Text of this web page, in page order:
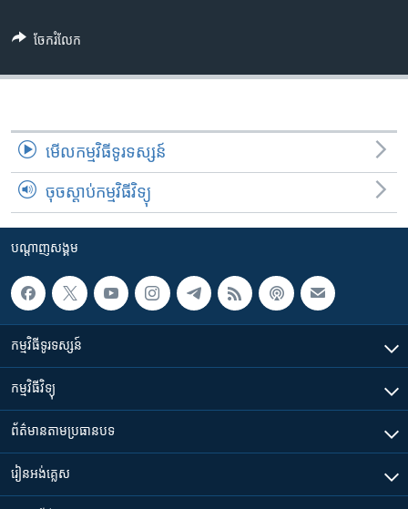
ចែករំលែក
មើល​កម្មវិធី​ទូរទស្សន៍
ចុចស្តាប់កម្មវិធីវិទ្យុ
បណ្តាញ​សង្គម
កម្មវិធី​ទូរទស្សន៍
កម្មវិធី​វិទ្យុ
ព័ត៌មាន​តាមប្រធានបទ​
រៀន​​អង់គ្លេស